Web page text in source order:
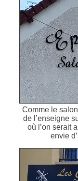
Comme le
de l’enseigne
où l’on serait
envie